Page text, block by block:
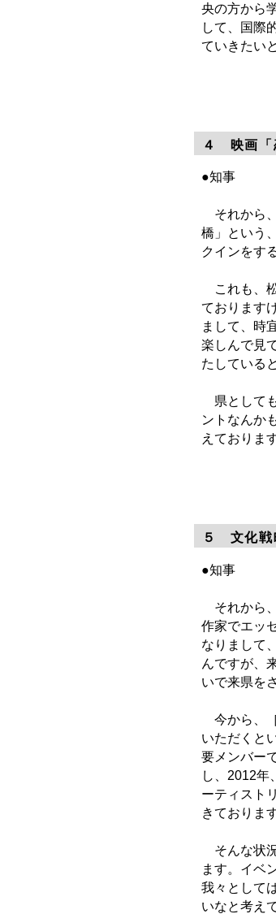
央の方から
して、国際
ていきたい
４ 映画「
●知事
それから
橋」という
クインをす
これも、
ております
まして、時
楽しんで見
たしている
県として
ントなんか
えております
５ 文化戦
●知事
それから
作家でエッ
なりまして
んですが、
いで来県を
今から、
いただくと
要メンバー
し、2012年
ーティスト
きております
そんな状
ます。イベ
我々として
いなと考え